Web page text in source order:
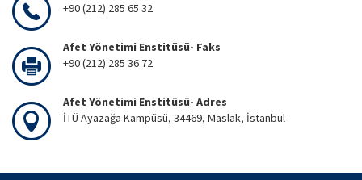
+90 (212) 285 65 32
Afet Yönetimi Enstitüsü- Faks
+90 (212) 285 36 72
Afet Yönetimi Enstitüsü- Adres
İTÜ Ayazağa Kampüsü, 34469, Maslak, İstanbul